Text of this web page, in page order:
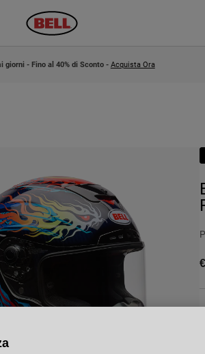
giorni - Fino al 40% di Sconto - Acquista Ora